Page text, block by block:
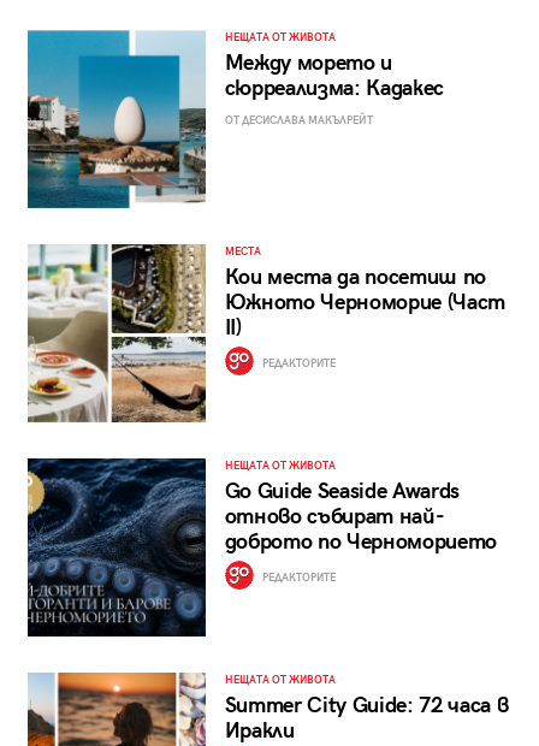
НЕЩАТА ОТ ЖИВОТА
Между морето и
сюрреализма: Кадакес
ОТ ДЕСИСЛАВА МАКЪЛРЕЙТ
МЕСТА
Кои места да посетиш по
Южното Черноморие (Част
II)
РЕДАКТОРИТЕ
НЕЩАТА ОТ ЖИВОТА
Go Guide Seaside Awards
отново събират най-
доброто по Черноморието
РЕДАКТОРИТЕ
НЕЩАТА ОТ ЖИВОТА
Summer City Guide: 72 часа в
Иракли